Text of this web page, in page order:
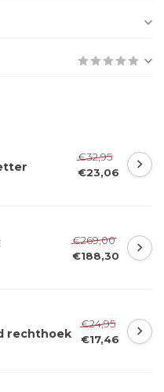
€32,95
€23,06
€269,00
€188,30
rechthoek
€24,95
€17,46